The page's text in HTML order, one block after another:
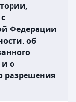
Федерации
об
и о
разрешения